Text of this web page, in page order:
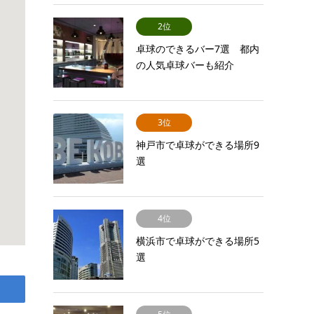
2位
卓球のできるバー7選 都内
の人気卓球バーも紹介
3位
神戸市で卓球ができる場所9
選
4位
横浜市で卓球ができる場所5
選